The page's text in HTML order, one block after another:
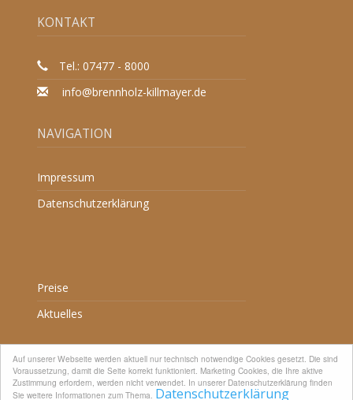
Auf unserer Webseite werden aktuell nur technisch notwendige Cookies gesetzt. Die sind
Voraussetzung, damit die Seite korrekt funktioniert. Marketing Cookies, die Ihre aktive
Zustimmung erfordern, werden nicht verwendet. In unserer Datenschutzerklärung finden
Sie weitere Informationen zum Thema. Datenschutzerklärung
KONTAKT
Tel.: 07477 - 8000
info@brennholz-killmayer.de
NAVIGATION
Impressum
Datenschutzerklärung
Preise
Aktuelles